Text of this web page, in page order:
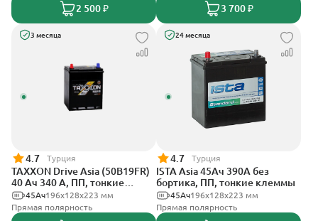
2 500 ₽ 3 700 ₽
3 месяца
4.7 Турция
TAXXON Drive Asia (50B19FR)
40 Ач 340 А, ПП, тонкие
клеммы196х128х223 мм
45Ач
Прямая полярность
24 месяца
4.7 Турция
ISTA Asia 45Ач 390А без
бортика, ПП, тонкие клеммы
196х128х223 мм
45Ач
Прямая полярность